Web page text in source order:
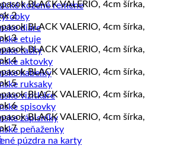
kožené remene
diáre
etuje
tašky
aktovky
kabelky
ruksaky
vizitkáre
spisovky
zápisníky
peňaženky
púzdra na karty